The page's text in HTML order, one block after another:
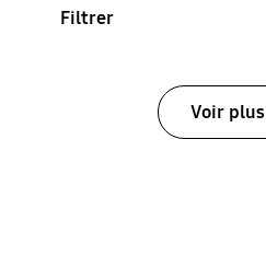
Filtrer
Voir plus